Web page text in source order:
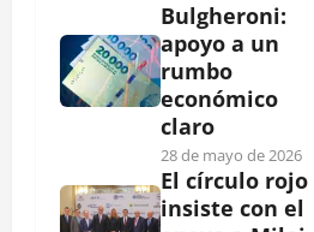
Bulgheroni:
apoyo a un
rumbo
económico
claro
28 de mayo de 2026
El círculo rojo
insiste con el